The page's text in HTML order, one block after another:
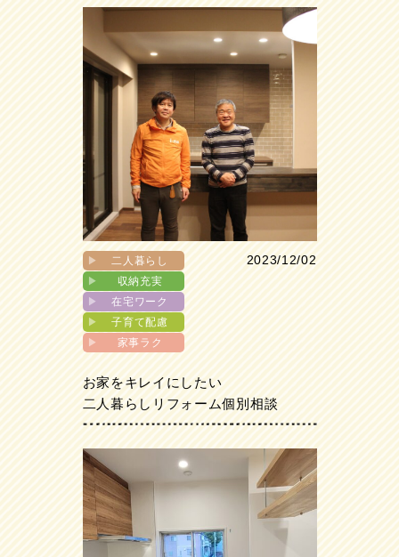
▶︎
二人暮らし
▶︎
収納充実
▶︎
在宅ワーク
▶︎
子育て配慮
▶︎
家事ラク
2023/12/02
お家をキレイにしたい
二人暮らしリフォーム個別相談